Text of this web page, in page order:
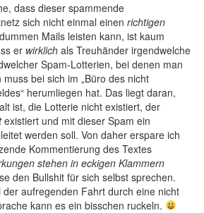
dass dieser spammende
sich nicht einmal einen richtigen
Mails leisten kann, ist kaum
er wirklich als Treuhänder irgendwelche
Spam-Lotterien, bei denen man
bei sich im „Büro des nicht
herumliegen hat. Das liegt daran,
ist, die Lotterie nicht existiert, der
existiert und mit dieser Spam ein
werden soll. Von daher erspare ich
Kommentierung des Textes
stehen in eckigen Klammern
den Bullshit für sich selbst sprechen.
aufregenden Fahrt durch eine nicht
kann es ein bisschen ruckeln.